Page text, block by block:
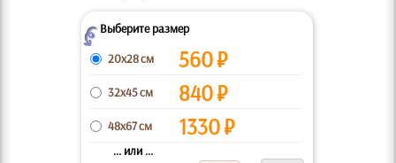
ZВыберите размер
20x28 см
560₽
32x45 см 840₽
48x67 см 1330₽
... или ...